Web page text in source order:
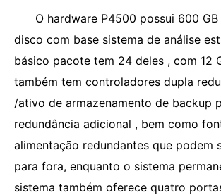
O hardware P4500 possui 600
disco com base sistema de análise
básico pacote tem 24 deles , com 12
também tem controladores dupla
/ativo de armazenamento de backup
redundância adicional , bem como
alimentação redundantes que podem
para fora, enquanto o sistema
sistema também oferece quatro